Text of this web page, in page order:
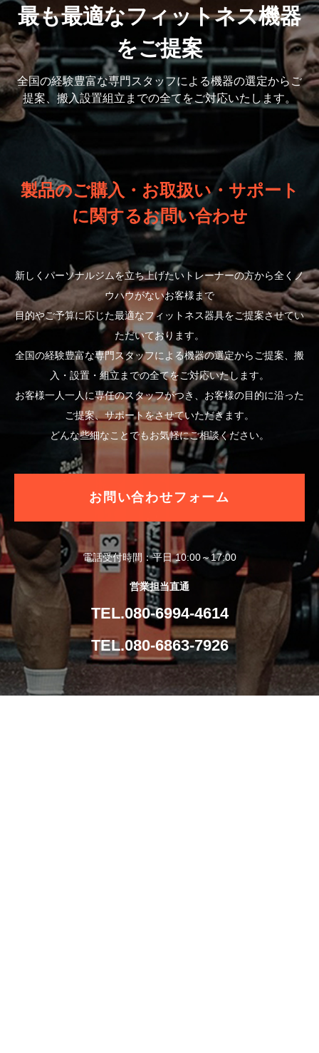
最も最適なフィットネス機器
をご提案
全国の経験豊富な専門スタッフによる機器の選定からご
提案、搬入設置組立までの全てをご対応いたします。
製品のご購入・お取扱い・サポート
に関するお問い合わせ
新しくパーソナルジムを立ち上げたいトレーナーの方から全くノ
ウハウがないお客様まで
目的やご予算に応じた最適なフィットネス器具をご提案させてい
ただいております。
全国の経験豊富な専門スタッフによる機器の選定からご提案、搬
入・設置・組立までの全てをご対応いたします。
お客様一人一人に専任のスタッフがつき、お客様の目的に沿った
ご提案、サポートをさせていただきます。
どんな些細なことでもお気軽にご相談ください。
お問い合わせフォーム
電話受付時間：平日 10:00～17:00
営業担当直通
TEL.080-6994-4614
TEL.080-6863-7926